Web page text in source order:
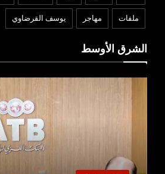
ملفات مهاجر يوسف القرضاوي
الشرق الأوسط